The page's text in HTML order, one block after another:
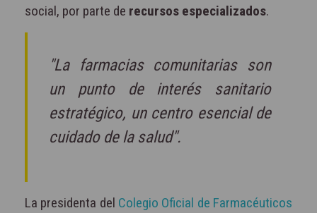
social, por parte de recursos especializados.
"La farmacias comunitarias son
un punto de interés sanitario
estratégico, un centro esencial de
cuidado de la salud".
La presidenta del Colegio Oficial de Farmacéuticos